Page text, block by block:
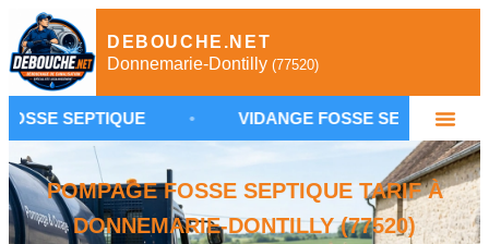
DEBOUCHE.NET
Donnemarie-Dontilly (77520)
• VIDANGE FOSSE SEPTIQUE
POMPAGE FOSSE SEPTIQUE TARIF À
DONNEMARIE-DONTILLY (77520)